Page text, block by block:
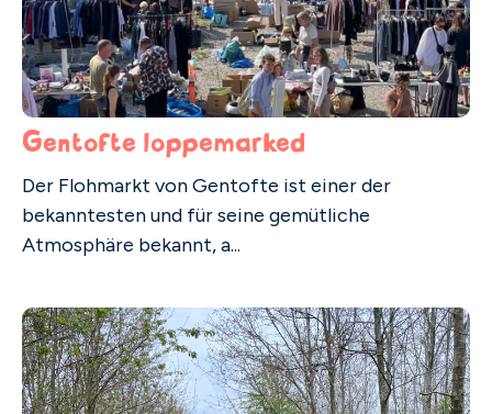
Gentofte loppemarked
Der Flohmarkt von Gentofte ist einer der
bekanntesten und für seine gemütliche
Atmosphäre bekannt, a...